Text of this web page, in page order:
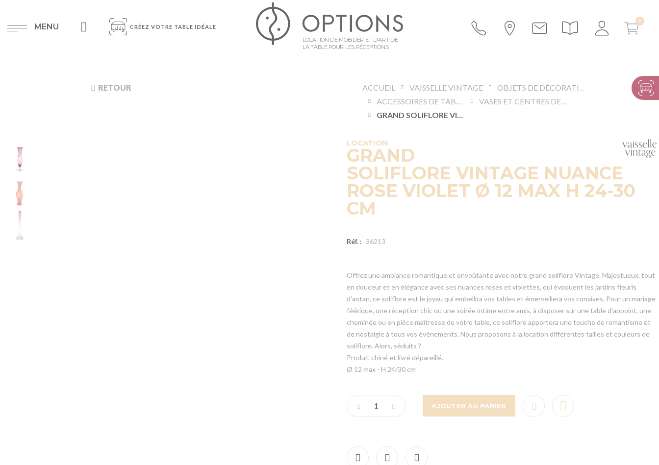
MENU CRÉEZ VOTRE TABLE IDÉALE
LOCATION DE MOBILIER ET D’ART DE
LA TABLE POUR LES RÉCEPTIONS
RETOUR ACCUEIL VAISSELLE VINTAGE
OBJETS DE DÉCORATION
ACCESSOIRES DE TABLES ET BUFFETS
VASES ET CENTRES DE TABLE
GRAND SOLIFLORE VINTAGE NUANCE ROSE VIOLET Ø 12 MAX H 24-30 CM
LOCATION
GRAND
SOLIFLORE VINTAGE NUANCE
ROSE VIOLET Ø 12 MAX H 24-30
CM
Réf. : 36213
Offrez une ambiance romantique et envoûtante avec notre grand soliflore Vintage. Majestueux, tout
en douceur et en élégance avec ses nuances roses et violettes, qui évoquent les jardins fleuris
d'antan, ce soliflore est le joyau qui embellira vos tables et émerveillera vos convives. Pour un mariage
féérique, une réception chic ou une soirée intime entre amis, à disposer sur une table d'appoint, une
cheminée ou en pièce maîtresse de votre table, ce soliflore apportera une touche de romantisme et
de nostalgie à tous vos événements. Nous proposons à la location différentes tailles et couleurs de
soliflore. Alors, séduits ?
Produit chiné et livré dépareillé.
Ø 12 max - H 24/30 cm
AJOUTER AU PANIER